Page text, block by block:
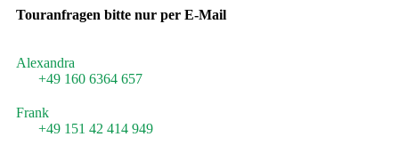
Touranfragen bitte nur per E-Mail
Alexandra
+49 160 6364 657
Frank
+49 151 42 414 949